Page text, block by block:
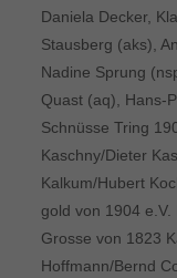
Daniela Decker,
Stausberg (aks),
Nadine Sprung
Quast (aq), Hans-
Schnüsse Tring
Kaschny/Dieter
Kalkum/Hubert
gold von 1904
Grosse von 1823
Hoffmann/Bernd